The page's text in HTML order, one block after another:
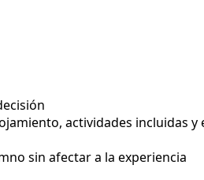
actividades incluidas y
sin afectar a la experiencia